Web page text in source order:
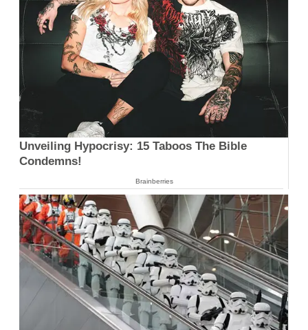
Unveiling Hypocrisy: 15 Taboos The Bible
Condemns!
Brainberries